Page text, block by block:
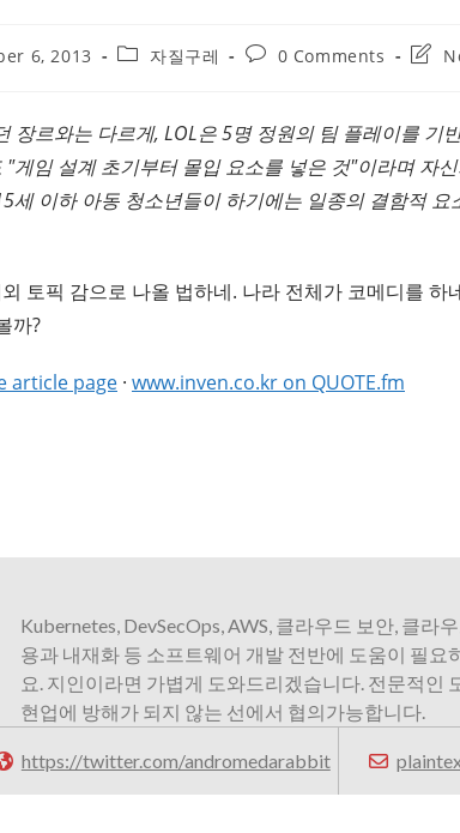
6, 2013
Post자질구레
Post0 Comments
Post
장르와는 다르게, LOL은 5명 정원의 팀 플레이를 기
"게임 설계 초기부터 몰입 요소를 넣은 것"이라며 자
세 이하 아동 청소년들이 하기에는 일종의 결함적 요
토픽 감으로 나올 법하네. 나라 전체가 코메디를 하
까?
article page · www.inven.co.kr on QUOTE.fm
Kubernetes, DevSecOps, AWS, 클라우드 보안, 클라
용과 내재화 등 소프트웨어 개발 전반에 도움이 필요
요. 지인이라면 가볍게 도와드리겠습니다. 전문적인
현업에 방해가 되지 않는 선에서 협의가능합니다.
https://twitter.com/andromedarabbit